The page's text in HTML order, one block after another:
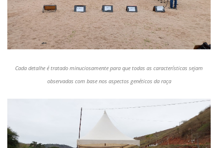
Cada detalhe é tratado minuciosamente para que todas as características sejam
observadas com base nos aspectos genéticos da raça